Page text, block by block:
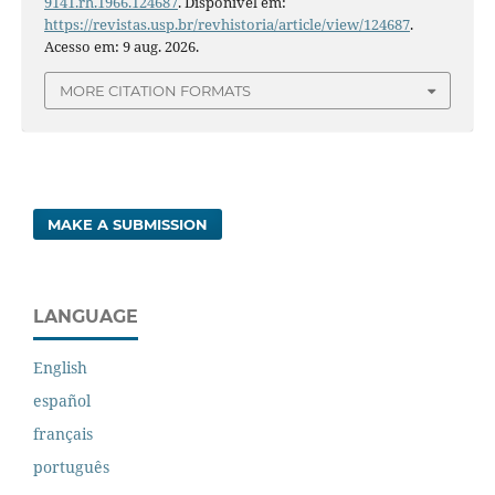
https://revistas.usp.br/revhistoria/article/view/124687.
Acesso em: 9 aug. 2026.
MORE CITATION FORMATS
MAKE A SUBMISSION
LANGUAGE
English
español
français
português